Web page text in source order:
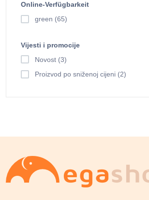
Online-Verfügbarkeit
green (65)
Vijesti i promocije
Novost (3)
Proizvod po sniženoj cijeni (2)